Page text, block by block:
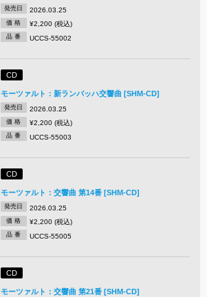
発売日 2026.03.25
価 格 ¥2,200 (税込)
品 番 UCCS-55002
CD
モーツァルト：新ランバッハ交響曲 [SHM-CD]
発売日 2026.03.25
価 格 ¥2,200 (税込)
品 番 UCCS-55003
CD
モーツァルト：交響曲 第14番 [SHM-CD]
発売日 2026.03.25
価 格 ¥2,200 (税込)
品 番 UCCS-55005
CD
モーツァルト：交響曲 第21番 [SHM-CD]